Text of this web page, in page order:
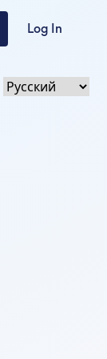
Log In